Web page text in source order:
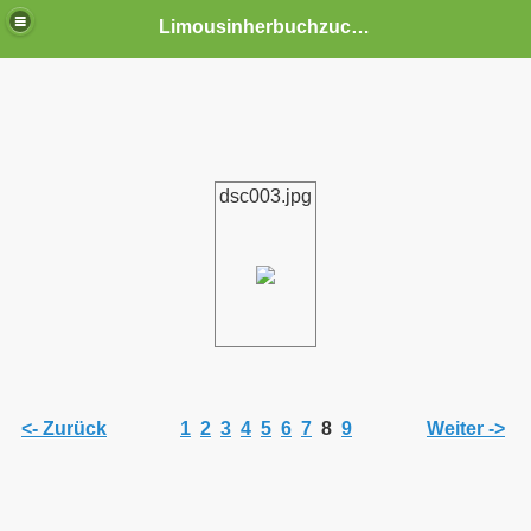
Limousinherbuchzuchtbetrieb DUHR
dsc003.jpg
<- Zurück 1 2 3 4 5 6 7 8 9 Weiter ->